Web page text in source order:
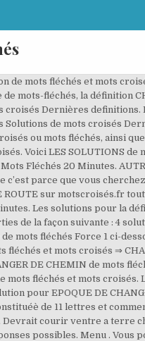
mots fléchés et mots
mots-fléchés, la définition
croisés Dernières definitions.
de mots croisés
ou mots fléchés, ainsi
Voici LES SOLUTIONS de
Fléchés 20 Minutes.
parce que vous
ROUTE sur motscroisés.fr
Les solutions pour la
de la façon suivante : 4
mots fléchés Force 1 ci-
et mots croisés ⇒
DE CHEMIN de mots
fléchés et mots croisés.
pour EPOQUE DE
de 11 lettres et
Devrait courir ventre a terre
possibles. Menu . Vous